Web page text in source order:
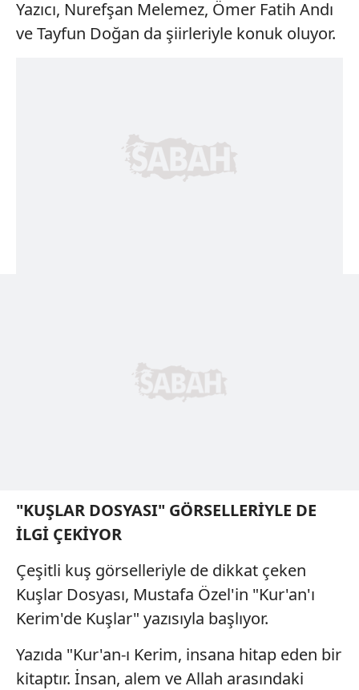
Yazıcı, Nurefşan Melemez, Ömer Fatih Andı
ve Tayfun Doğan da şiirleriyle konuk oluyor.
"KUŞLAR DOSYASI" GÖRSELLERİYLE DE
İLGİ ÇEKİYOR
Çeşitli kuş görselleriyle de dikkat çeken
Kuşlar Dosyası, Mustafa Özel'in "Kur'an'ı
Kerim'de Kuşlar" yazısıyla başlıyor.
Yazıda "Kur'an-ı Kerim, insana hitap eden bir
kitaptır. İnsan, alem ve Allah arasındaki